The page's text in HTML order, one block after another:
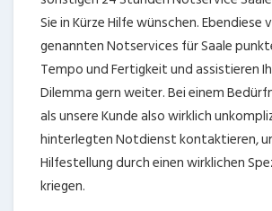
Sie in Kürze Hilfe wünschen. Ebendiese
genannten Notservices für Saale
Tempo und Fertigkeit und assistieren
Dilemma gern weiter. Bei einem
als unsere Kunde also wirklich
hinterlegten Notdienst kontaktieren,
Hilfestellung durch einen wirklichen
kriegen.